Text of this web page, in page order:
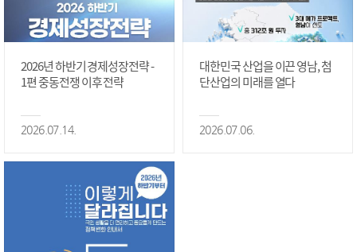
2026년 하반기 경제성장전략 -
1편 중동전쟁 이후 전략
2026.07.14.
대한민국 산업을 이끈 영남, 첨
단산업의 미래를 열다
2026.07.06.